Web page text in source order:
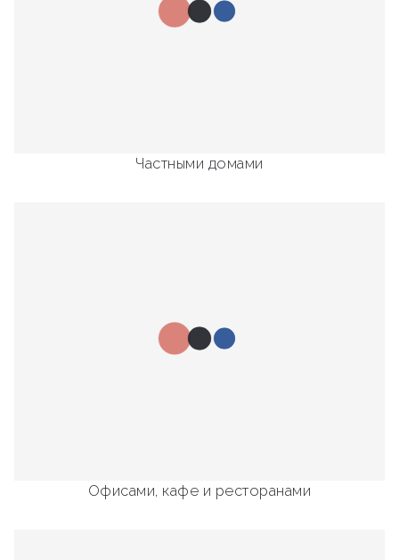
Частными домами
Офисами, кафе и ресторанами